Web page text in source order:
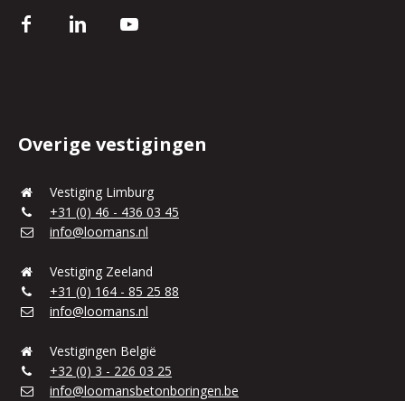
Overige vestigingen
Vestiging Limburg
+31 (0) 46 - 436 03 45
info@loomans.nl
Vestiging Zeeland
+31 (0) 164 - 85 25 88
info@loomans.nl
Vestigingen België
+32 (0) 3 - 226 03 25
info@loomansbetonboringen.be